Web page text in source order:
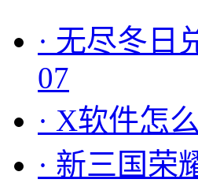
· 无尽冬日
07
· X软件怎
· 新三国荣